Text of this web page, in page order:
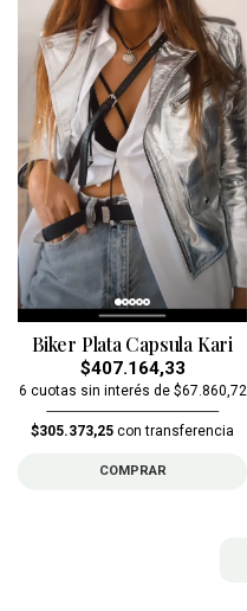
Biker Plata Capsula Kari
$407.164,33
6 cuotas sin interés de $67.860,72
$305.373,25 con transferencia
COMPRAR